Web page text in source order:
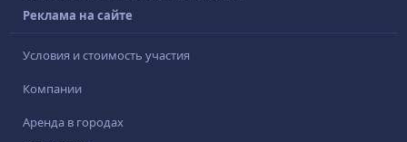
Реклама на сайте
Условия и стоимость участия
Компании
Аренда в городах